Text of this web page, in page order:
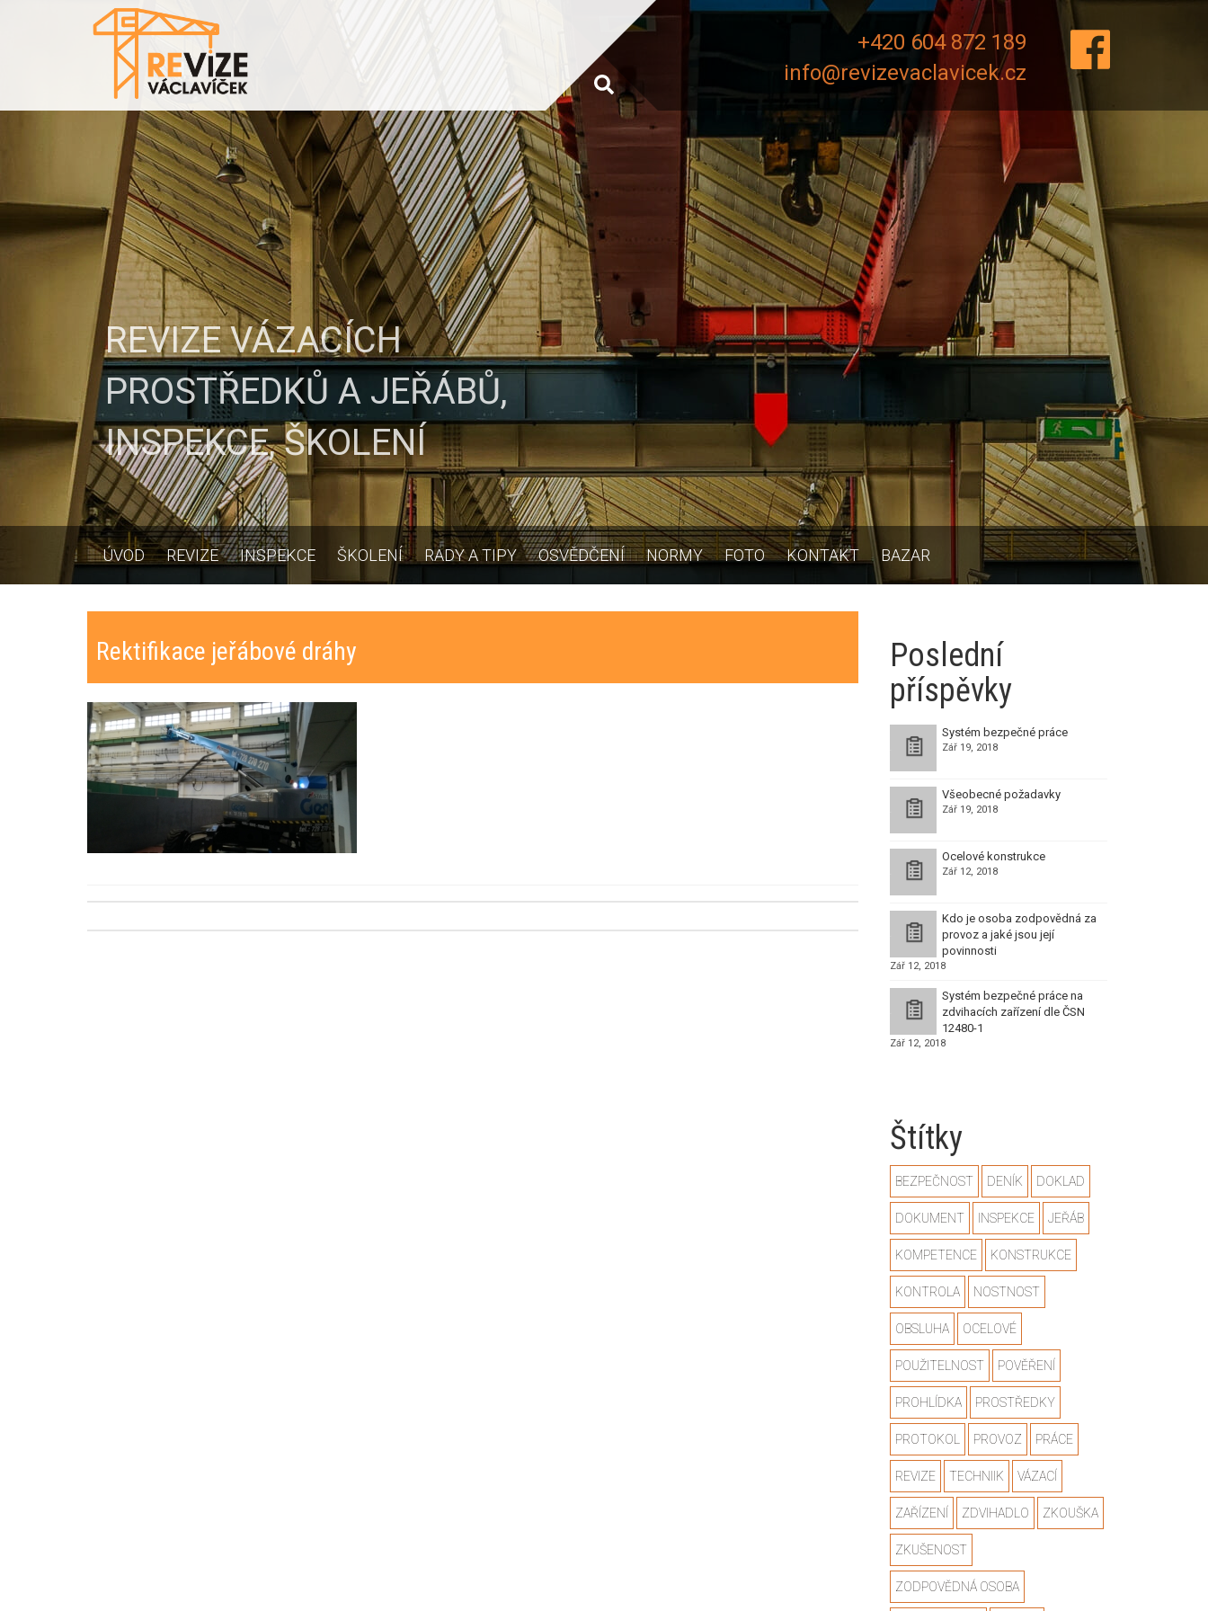
REVIZE VÁZACÍCH
PROSTŘEDKŮ A JEŘÁBŮ,
INSPEKCE, ŠKOLENÍ
+420 604 872 189
info@revizevaclavicek.cz
ÚVOD REVIZE INSPEKCE ŠKOLENÍ RADY A TIPY OSVĚDČENÍ NORMY FOTO KONTAKT BAZAR
Rektifikace jeřábové dráhy
navigation
Poslední
příspěvky
Systém bezpečné práce
Zář 19, 2018
Všeobecné požadavky
Zář 19, 2018
Ocelové konstrukce
Zář 12, 2018
Kdo je osoba zodpovědná za
provoz a jaké jsou její
povinnosti
Zář 12, 2018
Systém bezpečné práce na
zdvihacích zařízení dle ČSN
12480-1
Zář 12, 2018
Štítky
BEZPEČNOST DENÍK DOKLAD
DOKUMENT INSPEKCE JEŘÁB
KOMPETENCE KONSTRUKCE
KONTROLA NOSTNOST
OBSLUHA OCELOVÉ
POUŽITELNOST POVĚŘENÍ
PROHLÍDKA PROSTŘEDKY
PROTOKOL PROVOZ PRÁCE
REVIZE TECHNIIK VÁZACÍ
ZAŘÍZENÍ ZDVIHADLO ZKOUŠKA
ZKUŠENOST
ZODPOVĚDNÁ OSOBA